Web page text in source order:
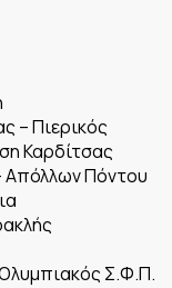
– Πιερικός
Καρδίτσας
Απόλλων Πόντου
Σ.Φ.Π.